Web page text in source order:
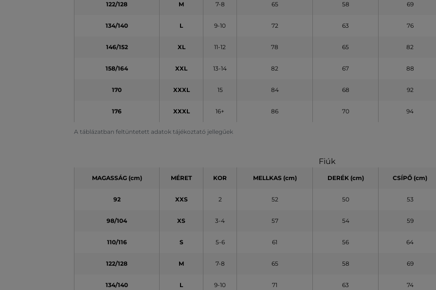
A táblázatban feltüntetett adatok tájékoztató jellegűek
122/128 M 7-8 65 58 69
134/140 L 9-10 72 63 76
146/152 XL 11-12 78 65 82
158/164 XXL 13-14 82 67 88
170 XXXL 15 84 68 92
176 XXXL 16+ 86 70 94
Fiúk
MAGASSÁG (cm) MÉRET KOR MELLKAS (cm) DERÉK (cm) CSÍPŐ (cm)
92 XXS 2 52 50 53
98/104 XS 3-4 57 54 59
110/116 S 5-6 61 56 64
122/128 M 7-8 65 58 69
134/140 L 9-10 71 63 74